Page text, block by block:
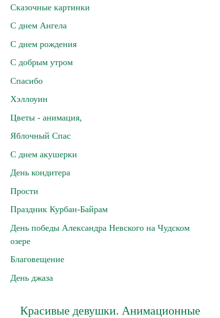
Сказочные картинки
С днем Ангела
С днем рождения
С добрым утром
Спасибо
Хэллоуин
Цветы - анимация,
Яблочный Спас
С днем акушерки
День кондитера
Прости
Праздник Курбан-Байрам
День победы Александра Невского на Чудском
озере
Благовещение
День джаза
Красивые девушки. Анимационные